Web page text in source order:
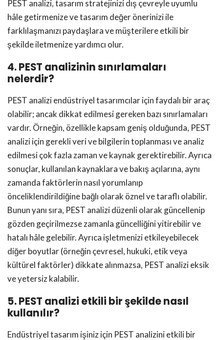
PEST analizi, tasarım stratejinizi dış çevreyle uyumlu
hâle getirmenize ve tasarım değer önerinizi ile
farklılaşmanızı paydaşlara ve müşterilere etkili bir
şekilde iletmenize yardımcı olur.
4. PEST analizinin sınırlamaları
nelerdir?
PEST analizi endüstriyel tasarımcılar için faydalı bir araç
olabilir; ancak dikkat edilmesi gereken bazı sınırlamaları
vardır. Örneğin, özellikle kapsam geniş olduğunda, PEST
analizi için gerekli veri ve bilgilerin toplanması ve analiz
edilmesi çok fazla zaman ve kaynak gerektirebilir. Ayrıca
sonuçlar, kullanılan kaynaklara ve bakış açılarına, aynı
zamanda faktörlerin nasıl yorumlanıp
önceliklendirildiğine bağlı olarak öznel ve taraflı olabilir.
Bunun yanı sıra, PEST analizi düzenli olarak güncellenip
gözden geçirilmezse zamanla güncelliğini yitirebilir ve
hatalı hâle gelebilir. Ayrıca işletmenizi etkileyebilecek
diğer boyutlar (örneğin çevresel, hukuki, etik veya
kültürel faktörler) dikkate alınmazsa, PEST analizi eksik
ve yetersiz kalabilir.
5. PEST analizi etkili bir şekilde nasıl
kullanılır?
Endüstriyel tasarım işiniz için PEST analizini etkili bir